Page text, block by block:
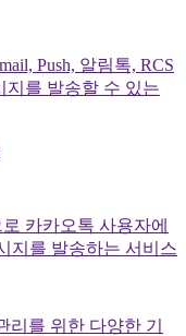
Push, 알림톡, RCS
지를 발송할 수 있는
카카오톡 사용자에
지를 발송하는 서비스
리를 위한 다양한 기